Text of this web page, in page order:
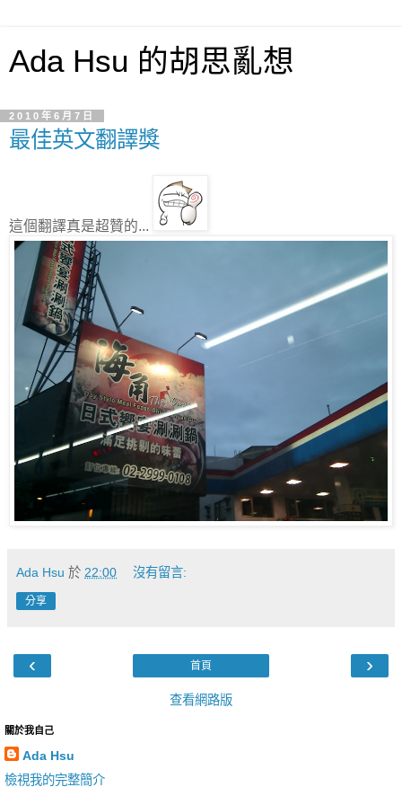
Ada Hsu 的胡思亂想
2010年6月7日
最佳英文翻譯獎
這個翻譯真是超贊的...
Ada Hsu 於 22:00 沒有留言:
分享
‹ ›
首頁
查看網路版
關於我自己
Ada Hsu
檢視我的完整簡介